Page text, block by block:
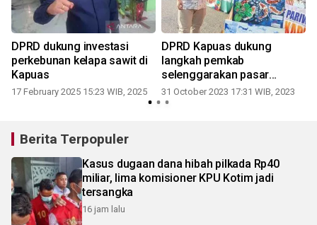
DPRD dukung investasi
perkebunan kelapa sawit di
Kapuas
17 February 2025 15:23 WIB, 2025
DPRD Kapuas dukung
langkah pemkab
selenggarakan pasar
UMKM
31 October 2023 17:31 WIB, 2023
Berita Terpopuler
Kasus dugaan dana hibah pilkada Rp40
miliar, lima komisioner KPU Kotim jadi
tersangka
16 jam lalu